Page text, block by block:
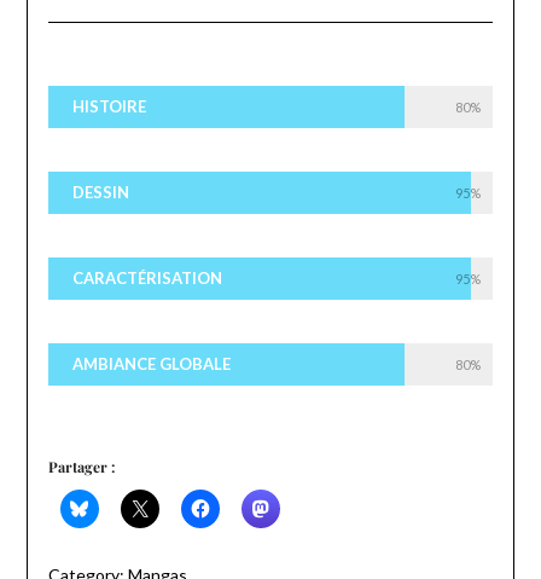
HISTOIRE 80%
DESSIN 95%
CARACTÉRISATION 95%
AMBIANCE GLOBALE 80%
Partager :